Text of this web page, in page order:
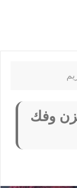
وفك